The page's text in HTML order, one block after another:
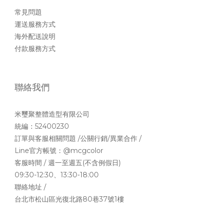
常見問題
運送服務方式
海外配送說明
付款服務方式
聯絡我們
米璽聚整體造型有限公司
統編：52400230
訂單與客服相關問題 /公關行銷/異業合作 /
Line官方帳號： @mcgcolor
客服時間 / 週一至週五(不含例假日)
09:30-12:30、13:30-18:00
聯絡地址 /
台北市松山區光復北路80巷37號1樓